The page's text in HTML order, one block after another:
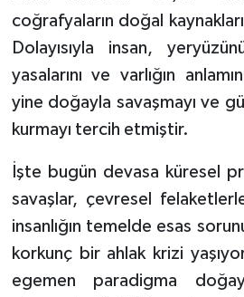
coğrafyaların doğal
Dolayısıyla insan,
yasalarını ve varlığın
yine doğayla savaşmayı ve
kurmayı tercih etmiştir.
İşte bugün devasa küresel
savaşlar, çevresel
insanlığın temelde esas
korkunç bir ahlak krizi
egemen paradigma
Tokat Müftülüğü
Trabzon Müftülüğü
Tunceli Müftülüğü
Van Müftülüğü
Yozgat Müftülüğü